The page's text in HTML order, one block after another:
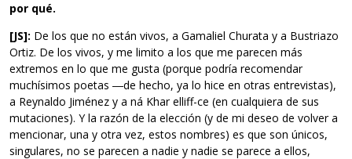
por qué.
[JS]: De los que no están vivos, a Gamaliel Churata y a Bustriazo
Ortiz. De los vivos, y me limito a los que me parecen más
extremos en lo que me gusta (porque podría recomendar
muchísimos poetas ―de hecho, ya lo hice en otras entrevistas),
a Reynaldo Jiménez y a ná Khar elliff-ce (en cualquiera de sus
mutaciones). Y la razón de la elección (y de mi deseo de volver a
mencionar, una y otra vez, estos nombres) es que son únicos,
singulares, no se parecen a nadie y nadie se parece a ellos,